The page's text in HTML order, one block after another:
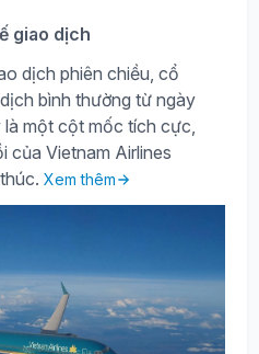
giao dịch
dịch phiên chiều, cổ
bình thường từ ngày
một cột mốc tích cực,
của Vietnam Airlines
Xem thêm